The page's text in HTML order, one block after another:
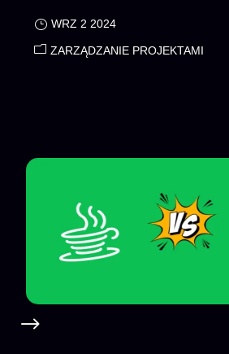
WRZ 2 2024
ZARZĄDZANIE PROJEKTAMI